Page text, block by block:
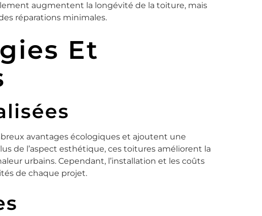
augmentent la longévité de la toiture, mais
réparations minimales.
Et
avantages écologiques et ajoutent une
de l’aspect esthétique, ces toitures améliorent la
urbains. Cependant, l’installation et les coûts
de chaque projet.